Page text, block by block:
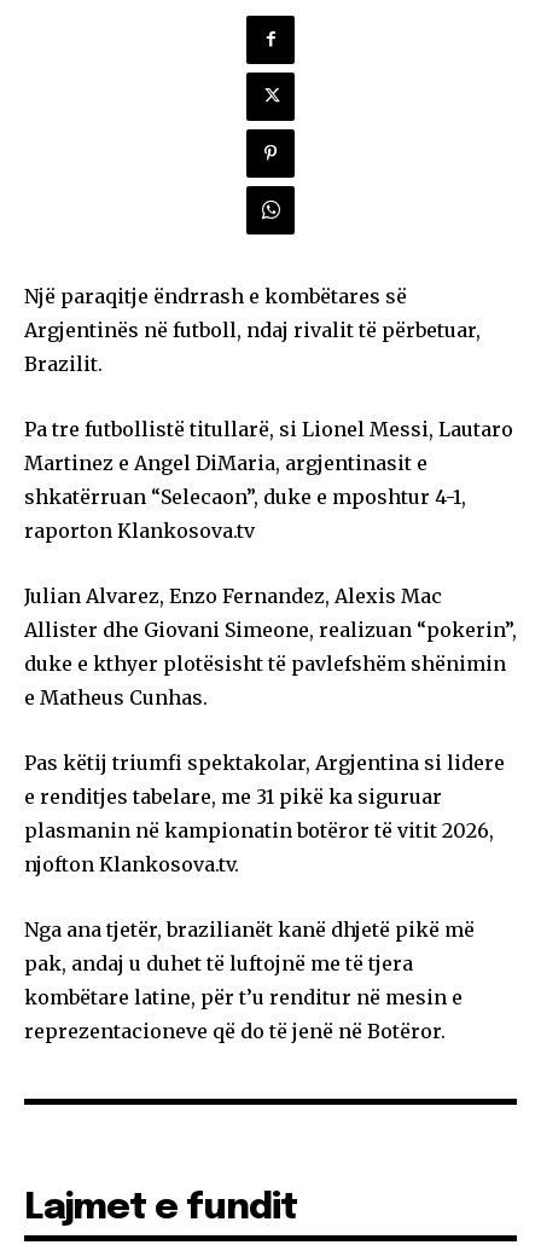
Një paraqitje ëndrrash e kombëtares së
Argjentinës në futboll, ndaj rivalit të përbetuar,
Brazilit.
Pa tre futbollistë titullarë, si Lionel Messi, Lautaro
Martinez e Angel DiMaria, argjentinasit e
shkatërruan “Selecaon”, duke e mposhtur 4-1,
raporton Klankosova.tv
Julian Alvarez, Enzo Fernandez, Alexis Mac
Allister dhe Giovani Simeone, realizuan “pokerin”,
duke e kthyer plotësisht të pavlefshëm shënimin
e Matheus Cunhas.
Pas këtij triumfi spektakolar, Argjentina si lidere
e renditjes tabelare, me 31 pikë ka siguruar
plasmanin në kampionatin botëror të vitit 2026,
njofton Klankosova.tv.
Nga ana tjetër, brazilianët kanë dhjetë pikë më
pak, andaj u duhet të luftojnë me të tjera
kombëtare latine, për t’u renditur në mesin e
reprezentacioneve që do të jenë në Botëror.
Lajmet e fundit